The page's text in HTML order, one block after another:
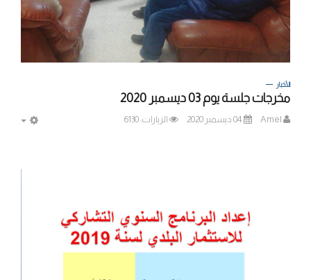
الأخبار
مخرجات جلسة يوم 03 ديسمبر 2020
Amel 04 ديسمبر 2020 الزيارات: 6130